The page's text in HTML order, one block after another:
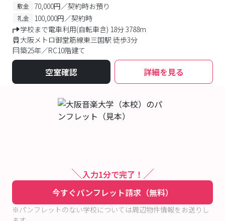
敷金 70,000円／契約時お預り
礼金
100,000円／契約時
学校まで電車利用(自転車含) 18分 3788m
大阪メトロ御堂筋線東三国駅 徒歩3分
築25年／RC10階建て
空室確認 詳細を見る
入力1分で完了！
今すぐパンフレット請求（無料）
※パンフレットのない学校については周辺物件情報をお送りし